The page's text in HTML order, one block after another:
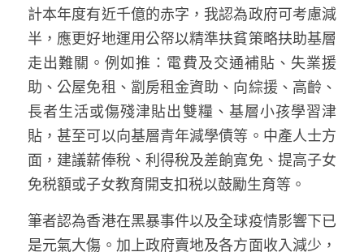
大衛sir專欄
曾子晴 - 晴深直說
龔靜儀大律師專欄
陳貴春大律師專欄
陳子遷律師專欄
溫志倫專欄
計本年度有近千億的赤字，我認為政府可考慮減
半，應更好地運用公帑以精準扶貧策略扶助基層
走出難關。例如推：電費及交通補貼、失業援
助、公屋免租、劏房租金資助、向綜援、高齡、
長者生活或傷殘津貼出雙糧、基層小孩學習津
貼，甚至可以向基層青年減學債等。中產人士方
面，建議薪俸稅、利得稅及差餉寬免、提高子女
免税額或子女教育開支扣税以鼓勵生育等。
筆者認為香港在黑暴事件以及全球疫情影響下已
是元氣大傷。加上政府賣地及各方面收入減少，